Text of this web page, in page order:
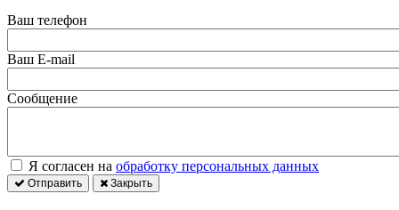
Ваш телефон
Ваш E-mail
Сообщение
Я согласен на обработку персональных данных
Отправить Закрыть